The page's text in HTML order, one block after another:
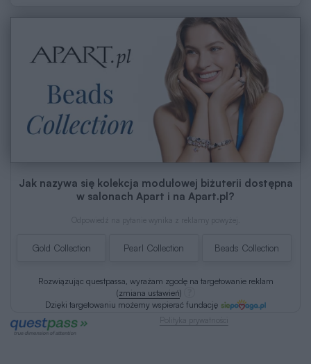
Jak nazywa się kolekcja modułowej biżuterii dostępna
w salonach Apart i na Apart.pl?
Odpowiedź na pytanie wynika z reklamy powyżej.
Gold Collection Pearl Collection Beads Collection
Rozwiązując questpassa, wyrażam zgodę na targetowanie reklam
(zmiana ustawień)
Dzięki targetowaniu możemy wspierać fundację
Polityka prywatności